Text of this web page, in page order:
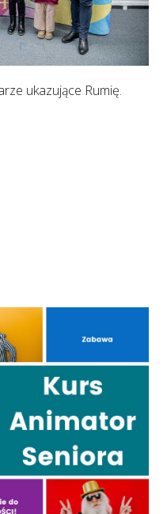
ukazujące Rumię.